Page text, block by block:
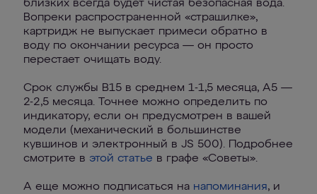
близких всегда будет чистая безопасная вода.
Вопреки распространенной «страшилке»,
картридж не выпускает примеси обратно в
воду по окончании ресурса — он просто
перестает очищать воду.
Срок службы B15 в среднем 1-1,5 месяца, А5 —
2-2,5 месяца. Точнее можно определить по
индикатору, если он предусмотрен в вашей
модели (механический в большинстве
кувшинов и электронный в JS 500). Подробнее
смотрите в этой статье в графе «Советы».
А еще можно подписаться на напоминания, и